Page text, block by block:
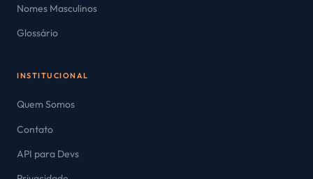
Nomes Masculinos
Glossário
INSTITUCIONAL
Quem Somos
Contato
API para Devs